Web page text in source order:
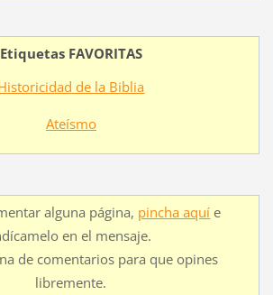
Etiquetas FAVORITAS
de la Biblia
Ateísmo
alguna página, pincha aquí e
en el mensaje.
de comentarios para que opines
libremente.